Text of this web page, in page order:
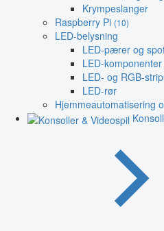
Krympeslanger
Raspberry Pi (10)
LED-belysning
LED-pærer og
LED-
LED- og RGB-
LED-rør
Hjemmeautomatisering